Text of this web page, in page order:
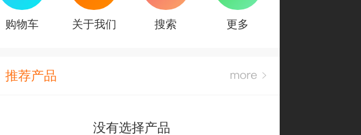
购物车 关于我们 搜索 更多
推荐产品
没有选择产品